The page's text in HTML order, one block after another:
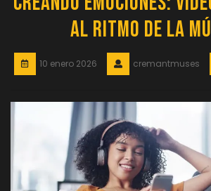
al Ritmo de la
10 enero 2026 cremantmuses